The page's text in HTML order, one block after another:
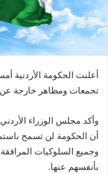
أعلنت الحكومة الأردنية
تجمعات ومظاهر خارجة عن
وأكد مجلس الوزراء
أن الحكومة لن تسمح
وجميع السلوكيات
بأنفسهم عنها.